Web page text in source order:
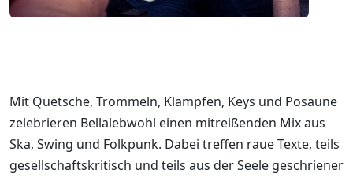
Mit Quetsche, Trommeln, Klampfen, Keys und Posaune
zelebrieren Bellalebwohl einen mitreißenden Mix aus
Ska, Swing und Folkpunk. Dabei treffen raue Texte, teils
gesellschaftskritisch und teils aus der Seele geschriener